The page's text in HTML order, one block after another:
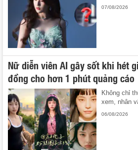
07/08/2026
Nữ diễn viên AI gây sốt khi hét
đồng cho hơn 1 phút quảng cáo
Không chỉ
xem, nhân
06/08/2026